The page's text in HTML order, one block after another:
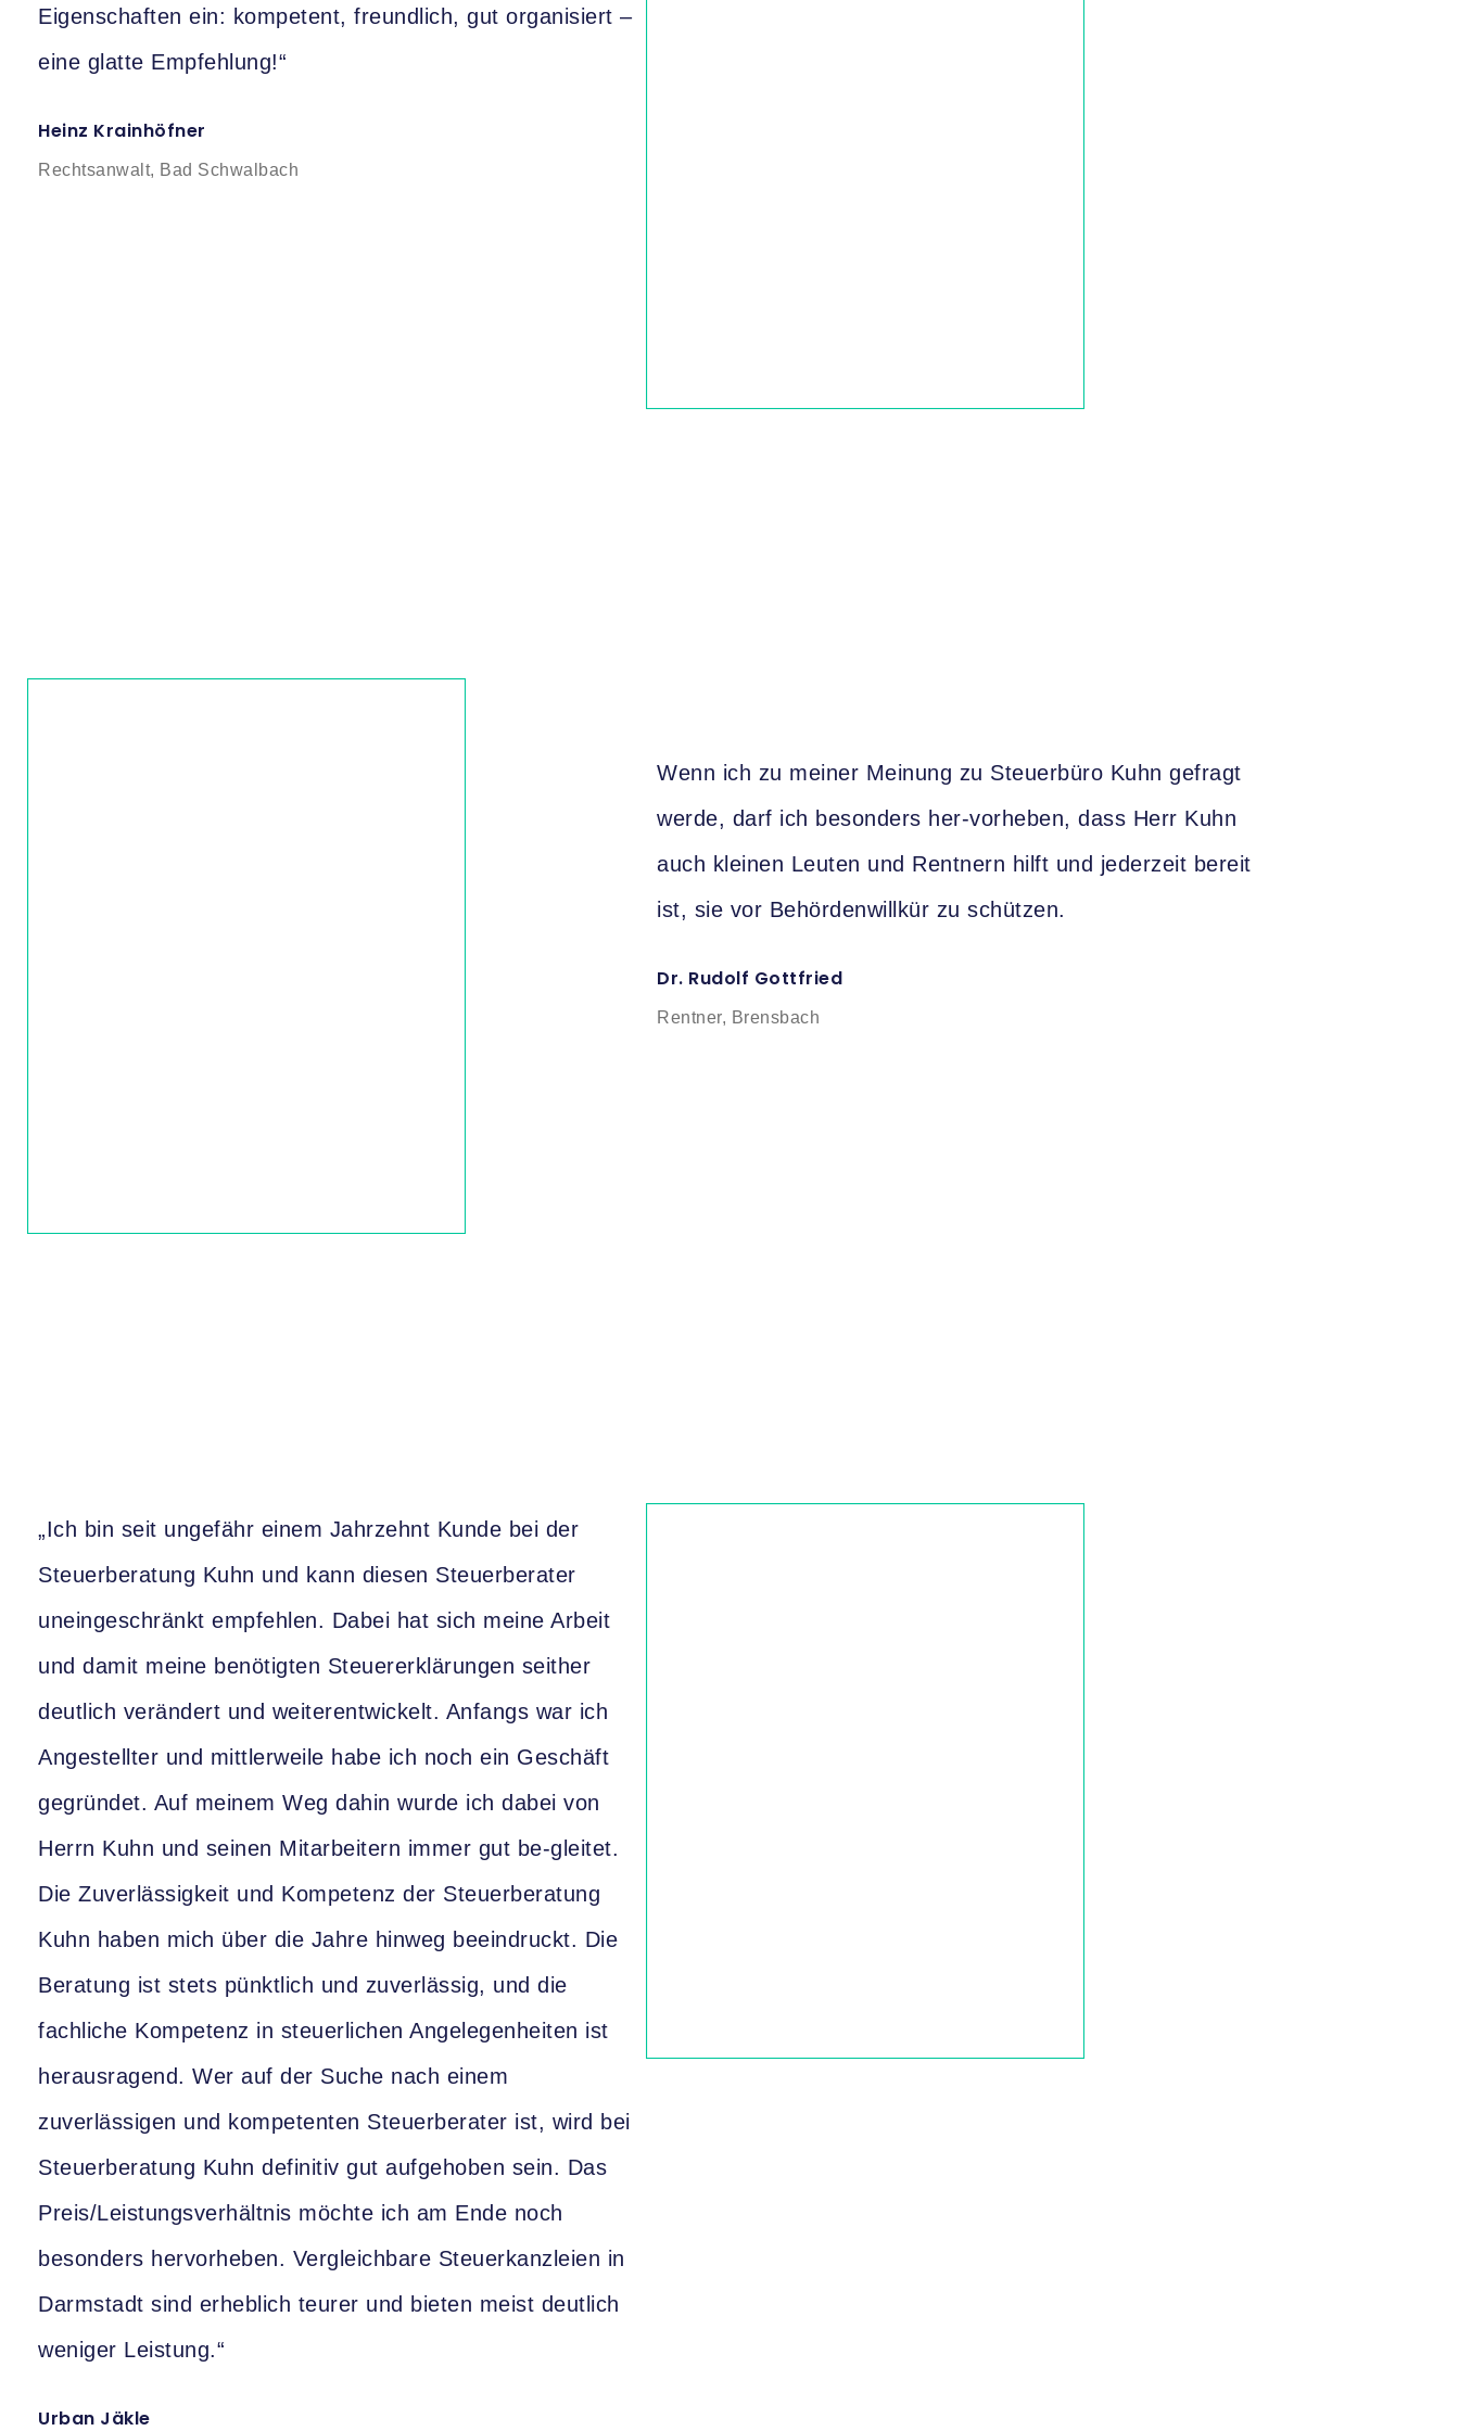
Eigenschaften ein: kompetent, freundlich, gut organisiert –
eine glatte Empfehlung!“
Heinz Krainhöfner
Rechtsanwalt, Bad Schwalbach
Wenn ich zu meiner Meinung zu Steuerbüro Kuhn gefragt
werde, darf ich besonders her-vorheben, dass Herr Kuhn
auch kleinen Leuten und Rentnern hilft und jederzeit bereit
ist, sie vor Behördenwillkür zu schützen.
Dr. Rudolf Gottfried
Rentner, Brensbach
„Ich bin seit ungefähr einem Jahrzehnt Kunde bei der
Steuerberatung Kuhn und kann diesen Steuerberater
uneingeschränkt empfehlen. Dabei hat sich meine Arbeit
und damit meine benötigten Steuererklärungen seither
deutlich verändert und weiterentwickelt. Anfangs war ich
Angestellter und mittlerweile habe ich noch ein Geschäft
gegründet. Auf meinem Weg dahin wurde ich dabei von
Herrn Kuhn und seinen Mitarbeitern immer gut be-gleitet.
Die Zuverlässigkeit und Kompetenz der Steuerberatung
Kuhn haben mich über die Jahre hinweg beeindruckt. Die
Beratung ist stets pünktlich und zuverlässig, und die
fachliche Kompetenz in steuerlichen Angelegenheiten ist
herausragend. Wer auf der Suche nach einem
zuverlässigen und kompetenten Steuerberater ist, wird bei
Steuerberatung Kuhn definitiv gut aufgehoben sein. Das
Preis/Leistungsverhältnis möchte ich am Ende noch
besonders hervorheben. Vergleichbare Steuerkanzleien in
Darmstadt sind erheblich teurer und bieten meist deutlich
weniger Leistung.“
Urban Jäkle